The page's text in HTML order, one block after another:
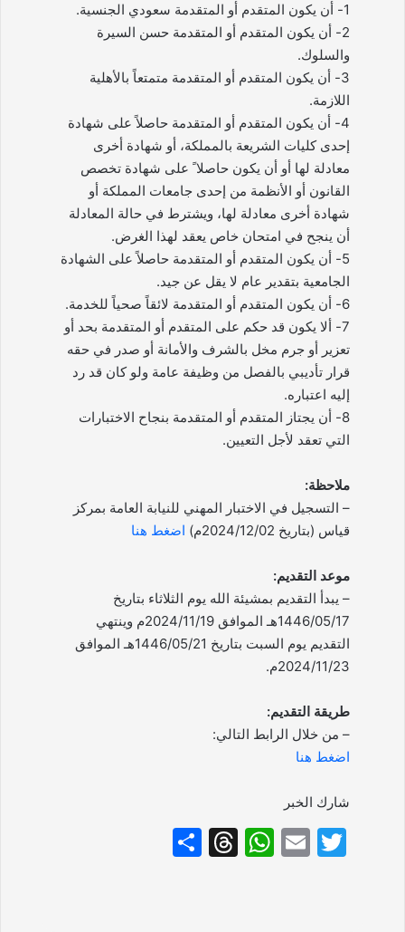
1- أن يكون المتقدم أو المتقدمة سعودي الجنسية.
2- أن يكون المتقدم أو المتقدمة حسن السيرة
والسلوك.
3- أن يكون المتقدم أو المتقدمة متمتعاً بالأهلية
اللازمة.
4- أن يكون المتقدم أو المتقدمة حاصلاً على شهادة
إحدى كليات الشريعة بالمملكة، أو شهادة أخرى
معادلة لها أو أن يكون حاصلا ً على شهادة تخصص
القانون أو الأنظمة من إحدى جامعات المملكة أو
شهادة أخرى معادلة لها، ويشترط في حالة المعادلة
أن ينجح في امتحان خاص يعقد لهذا الغرض.
5- أن يكون المتقدم أو المتقدمة حاصلاً على الشهادة
الجامعية بتقدير عام لا يقل عن جيد.
6- أن يكون المتقدم أو المتقدمة لائقاً صحياً للخدمة.
7- ألا يكون قد حكم على المتقدم أو المتقدمة بحد أو
تعزير أو جرم مخل بالشرف والأمانة أو صدر في حقه
قرار تأديبي بالفصل من وظيفة عامة ولو كان قد رد
إليه اعتباره.
8- أن يجتاز المتقدم أو المتقدمة بنجاح الاختبارات
التي تعقد لأجل التعيين.
ملاحظة:
– التسجيل في الاختبار المهني للنيابة العامة بمركز
قياس (بتاريخ 2024/12/02م)
اضغط هنا
موعد التقديم:
– يبدأ التقديم بمشيئة الله يوم الثلاثاء بتاريخ
1446/05/17هـ الموافق 2024/11/19م وينتهي
التقديم يوم السبت بتاريخ 1446/05/21هـ الموافق
2024/11/23م.
طريقة التقديم:
– من خلال الرابط التالي:
اضغط هنا
شارك الخبر
T
E
W
T